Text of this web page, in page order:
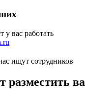
у вас работать
ищут сотрудников
разместить